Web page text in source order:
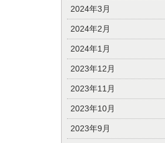
2024年3月
2024年2月
2024年1月
2023年12月
2023年11月
2023年10月
2023年9月